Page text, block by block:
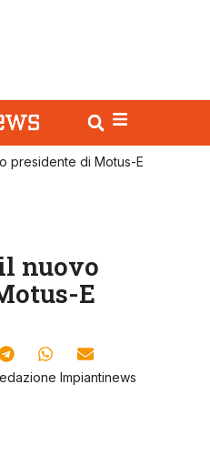
presidente di Motus-E
nuovo
E
Impiantinews